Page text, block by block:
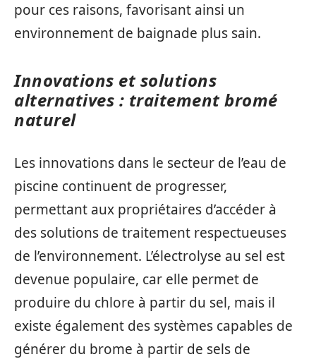
pour ces raisons, favorisant ainsi un
environnement de baignade plus sain.
Innovations et solutions
alternatives : traitement bromé
naturel
Les innovations dans le secteur de l’eau de
piscine continuent de progresser,
permettant aux propriétaires d’accéder à
des solutions de traitement respectueuses
de l’environnement. L’électrolyse au sel est
devenue populaire, car elle permet de
produire du chlore à partir du sel, mais il
existe également des systèmes capables de
générer du brome à partir de sels de